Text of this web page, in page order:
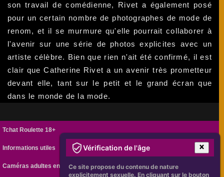
son travail de comédienne, Rivet a également posé
pour un certain nombre de photographes de mode de
renom, et il se murmure qu'elle pourrait collaborer à
l'avenir sur une série de photos explicites avec un
artiste célèbre. Bien que rien n'ait été confirmé, il est
clair que Catherine Rivet a un avenir très prometteur
devant elle, tant sur le petit et le grand écran que
dans le monde de la mode.
Tchat Roulette 18+
Informations utiles
Caméras adultes en ligne
Vérification de l'âge
Ce site propose du contenu de nature
explicitement sexuelle. En cliquant sur le bouton